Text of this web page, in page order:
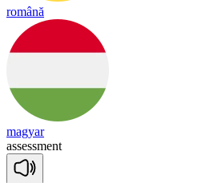
română
magyar
assessment